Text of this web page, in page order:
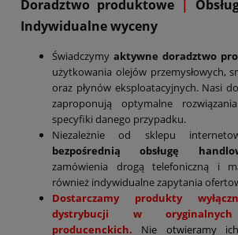
Doradztwo produktowe |
Indywidualne wyceny
Świadczymy aktywne doradztwo
użytkowania olejów przemysłowych,
oraz płynów eksploatacyjnych. Nasi
zaproponują optymalne
specyfiki danego przypadku.
Niezależnie od sklepu
bezpośrednią obsługę
zamówienia drogą telefoniczną i
również indywidualne zapytania
Dostarczamy produkty
dystrybucji w oryginalnych
producenckich. Nie otwieramy